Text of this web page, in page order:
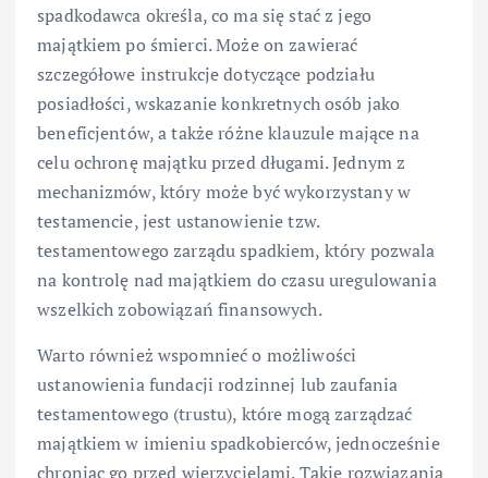
spadkodawca określa, co ma się stać z jego
majątkiem po śmierci. Może on zawierać
szczegółowe instrukcje dotyczące podziału
posiadłości, wskazanie konkretnych osób jako
beneficjentów, a także różne klauzule mające na
celu ochronę majątku przed długami. Jednym z
mechanizmów, który może być wykorzystany w
testamencie, jest ustanowienie tzw.
testamentowego zarządu spadkiem, który pozwala
na kontrolę nad majątkiem do czasu uregulowania
wszelkich zobowiązań finansowych.
Warto również wspomnieć o możliwości
ustanowienia fundacji rodzinnej lub zaufania
testamentowego (trustu), które mogą zarządzać
majątkiem w imieniu spadkobierców, jednocześnie
chroniąc go przed wierzycielami. Takie rozwiązania